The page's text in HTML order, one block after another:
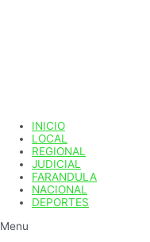
INICIO
LOCAL
REGIONAL
JUDICIAL
FARANDULA
NACIONAL
DEPORTES
Menu